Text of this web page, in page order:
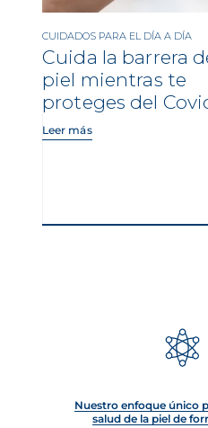
CUIDADOS PARA EL DÍA A DÍA
Cuida la barrera
piel mientras te
proteges del
Leer más
Nuestro enfoque único
salud de la piel de